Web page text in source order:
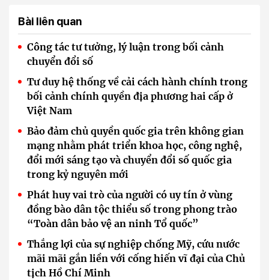
Bài liên quan
Công tác tư tưởng, lý luận trong bối cảnh
chuyển đổi số
Tư duy hệ thống về cải cách hành chính trong
bối cảnh chính quyền địa phương hai cấp ở
Việt Nam
Bảo đảm chủ quyền quốc gia trên không gian
mạng nhằm phát triển khoa học, công nghệ,
đổi mới sáng tạo và chuyển đổi số quốc gia
trong kỷ nguyên mới
Phát huy vai trò của người có uy tín ở vùng
đồng bào dân tộc thiểu số trong phong trào
“Toàn dân bảo vệ an ninh Tổ quốc”
Thắng lợi của sự nghiệp chống Mỹ, cứu nước
mãi mãi gắn liền với cống hiến vĩ đại của Chủ
tịch Hồ Chí Minh